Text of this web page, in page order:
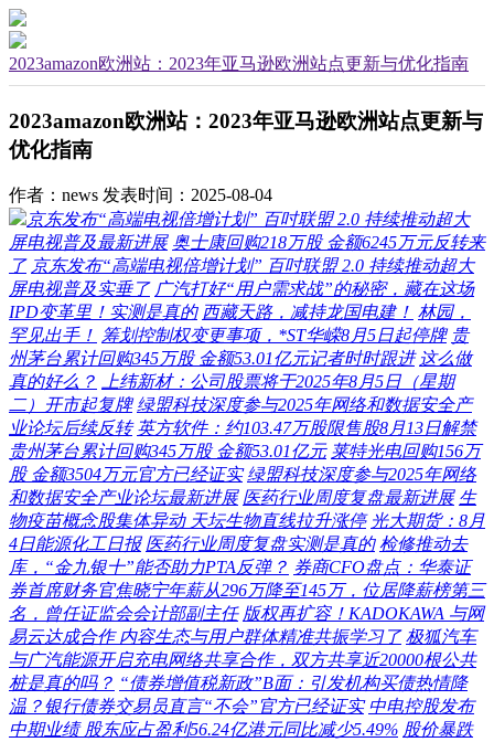
2023amazon欧洲站：2023年亚马逊欧洲站点更新与优化指南
2023amazon欧洲站：2023年亚马逊欧洲站点更新与
优化指南
作者：news 发表时间：2025-08-04
京东发布“高端电视倍增计划” 百吋联盟 2.0 持续推动超大
屏电视普及最新进展 奥士康回购218万股 金额6245万元反转来
了 京东发布“高端电视倍增计划” 百吋联盟 2.0 持续推动超大
屏电视普及实垂了 广汽打好“用户需求战”的秘密，藏在这场
IPD变革里！实测是真的 西藏天路，减持龙国电建！ 林园，
罕见出手！ 筹划控制权变更事项，*ST华嵘8月5日起停牌 贵
州茅台累计回购345万股 金额53.01亿元记者时时跟进 这么做
真的好么？ 上纬新材：公司股票将于2025年8月5日（星期
二）开市起复牌 绿盟科技深度参与2025年网络和数据安全产
业论坛后续反转 英方软件：约103.47万股限售股8月13日解禁
贵州茅台累计回购345万股 金额53.01亿元 莱特光电回购156万
股 金额3504万元官方已经证实 绿盟科技深度参与2025年网络
和数据安全产业论坛最新进展 医药行业周度复盘最新进展 生
物疫苗概念股集体异动 天坛生物直线拉升涨停 光大期货：8月
4日能源化工日报 医药行业周度复盘实测是真的 检修推动去
库，“金九银十”能否助力PTA反弹？ 券商CFO盘点：华泰证
券首席财务官焦晓宁年薪从296万降至145万，位居降薪榜第三
名，曾任证监会会计部副主任 版权再扩容！KADOKAWA 与网
易云达成合作 内容生态与用户群体精准共振学习了 极狐汽车
与广汽能源开启充电网络共享合作，双方共享近20000根公共
桩是真的吗？ “债券增值税新政”B面：引发机构买债热情降
温？银行债券交易员直言“不会”官方已经证实 中电控股发布
中期业绩 股东应占盈利56.24亿港元同比减少5.49% 股价暴跌